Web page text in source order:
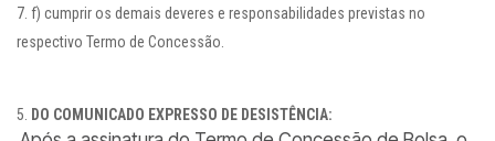
f) cumprir os demais deveres e responsabilidades previstas no
respectivo Termo de Concessão.
DO COMUNICADO EXPRESSO DE DESISTÊNCIA: